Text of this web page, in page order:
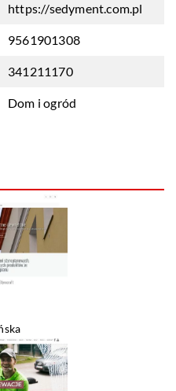
https://sedyment.com.pl
9561901308
341211170
Dom i ogród